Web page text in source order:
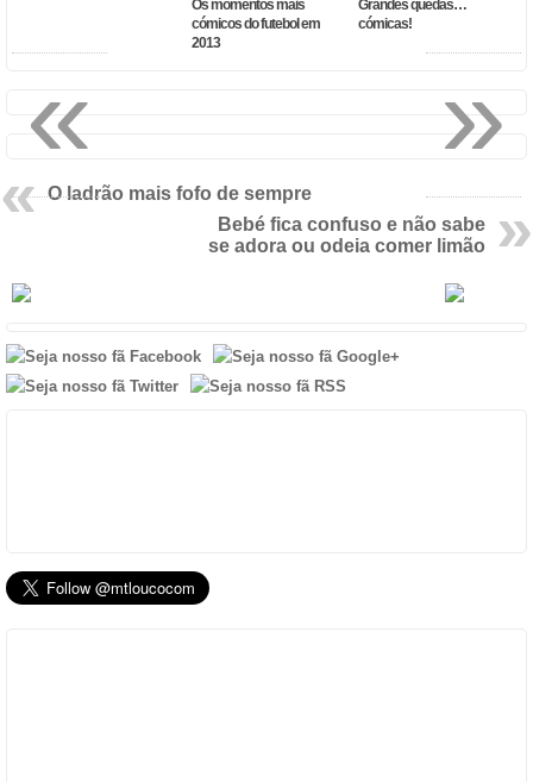
Os momentos mais
cómicos do futebol em
2013
Grandes quedas…
cómicas!
O ladrão mais fofo de sempre
Bebé fica confuso e não sabe
se adora ou odeia comer limão
»
«